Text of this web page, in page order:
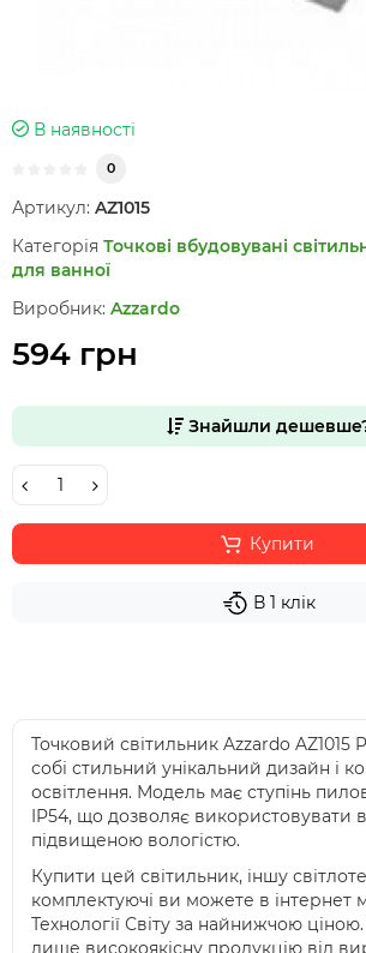
В наявності
0
Артикул: AZ1015
Категорія Точкові вбудовувані
для ванної
Виробник: Azzardo
594 грн
Знайшли
Купити
В 1 клік
Точковий світильник Azzardo AZ1015
собі стильний унікальний дизайн і
освітлення. Модель має ступінь
IP54, що дозволяє використовувати
підвищеною вологістю.
Купити цей світильник, іншу
комплектуючі ви можете в інтернет
Технології Світу за найнижчою
лише високоякісну продукцію від